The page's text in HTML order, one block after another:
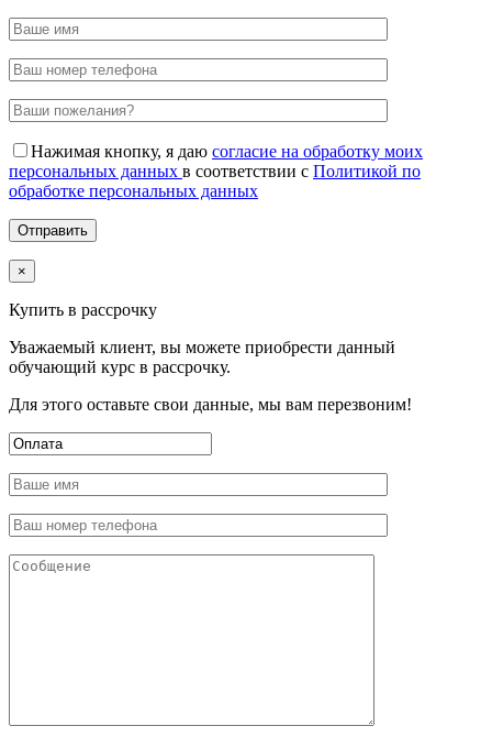
Нажимая кнопку, я даю согласие на обработку моих
персональных данных в соответствии с Политикой по
обработке персональных данных
×
Купить в рассрочку
Уважаемый клиент, вы можете приобрести данный
обучающий курс в рассрочку.
Для этого оставьте свои данные, мы вам перезвоним!